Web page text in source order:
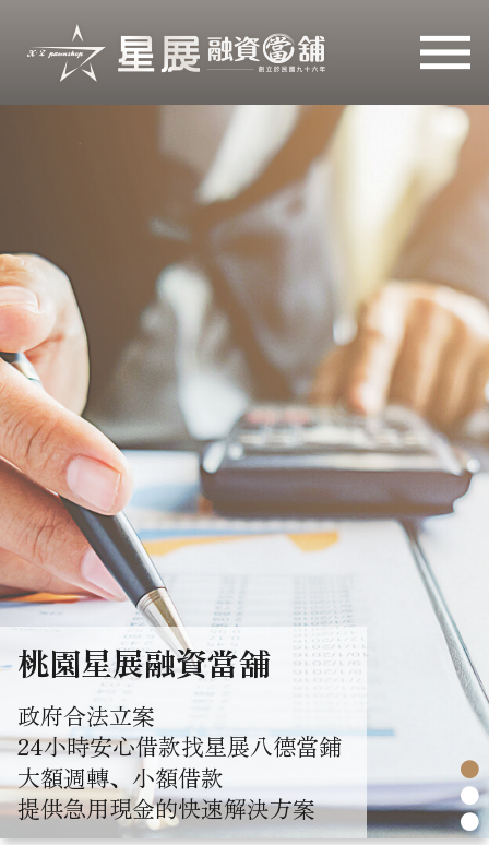
桃園星展融資當舖
政府合法立案
24小時安心借款找星展八德當鋪
大額週轉、小額借款
提供急用現金的快速解決方案
●
●
●